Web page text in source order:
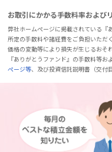
お取引にかかる手数料率および
弊社ホームページに掲載されている『
所定の手数料や諸経費をご負担いただ
価格の変動等により損失が生じるおそ
『ありがとうファンド』の手数料等
ページ等、及び投資信託説明書（交付